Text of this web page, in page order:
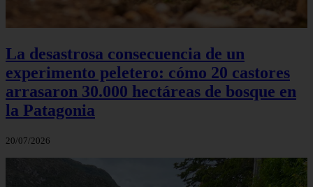
La desastrosa consecuencia de un
experimento peletero: cómo 20 castores
arrasaron 30.000 hectáreas de bosque en
la Patagonia
20/07/2026